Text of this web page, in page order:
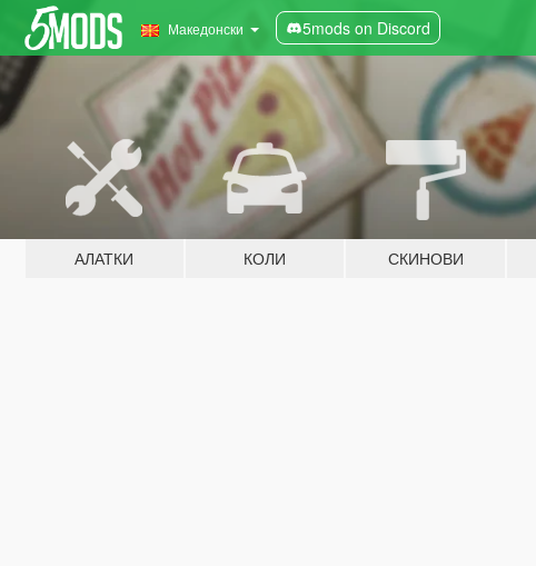
Македонски 5mods on Discord
АЛАТКИ КОЛИ СКИНОВИ